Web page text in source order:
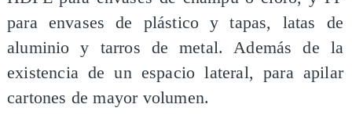
para envases de plástico y tapas, latas de
aluminio y tarros de metal. Además de la
existencia de un espacio lateral, para apilar
cartones de mayor volumen.